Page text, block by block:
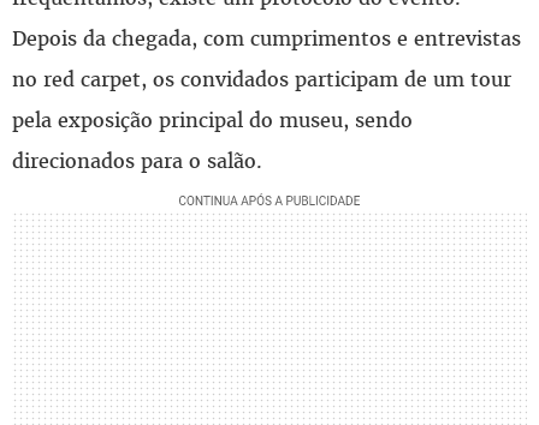
Depois da chegada, com cumprimentos e entrevistas
no red carpet, os convidados participam de um tour
pela exposição principal do museu, sendo
direcionados para o salão.